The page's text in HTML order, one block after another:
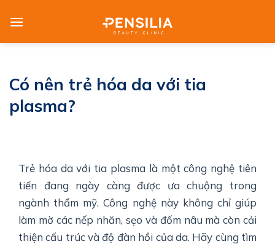
Có nên trẻ hóa da với tia
plasma?
Trẻ hóa da với tia plasma là một công nghệ tiên
tiến đang ngày càng được ưa chuộng trong
ngành thẩm mỹ. Công nghệ này không chỉ giúp
làm mờ các nếp nhăn, sẹo và đốm nâu mà còn cải
thiện cấu trúc và độ đàn hồi của da. Hãy cùng tìm